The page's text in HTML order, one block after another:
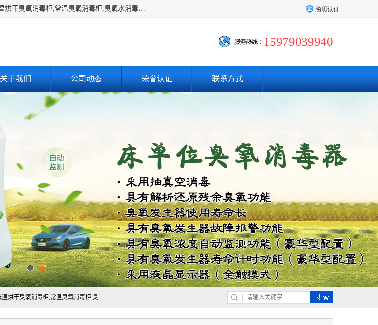
主营:医用空气消毒机，臭氧消空气毒机,循环风紫外线空气消毒机,臭氧发生器,低温烘干臭氧消毒柜,常温臭氧消毒柜,臭氧水消毒机,管道容器臭氧消毒机,内置式臭氧消毒机,外置式臭氧消毒机,床单位臭氧消毒器。医用工作服灭菌柜，医用拖鞋消毒柜,麻醉机内管路消毒机，呼吸机回路消毒机 资质认证
15979039940
关于我们 公司动态 荣誉认证 联系方式
主营:医用空气消毒机，臭氧消空气毒机,循环风紫外线空气消毒机,臭氧发生器,低温烘干臭氧消毒柜,常温臭氧消毒柜,臭氧水消毒机,管道容器臭氧消毒机,内置式臭氧消毒机,外置式臭氧消毒机,床单位臭氧消毒器。医用工作服灭菌柜，医用拖鞋消毒柜,麻醉机内管路消毒机，呼吸机回路消毒机